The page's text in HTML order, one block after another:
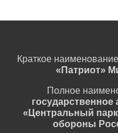
Краткое
«Патриот»
Полное
«Центральный
обороны